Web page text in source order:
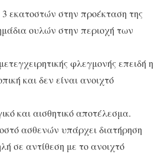
εκατοστών στην προέκταση της
ουλών στην περιοχή των
φλεγμονής επειδή η
και δεν είναι ανοιχτό
και αισθητικό αποτέλεσμα.
ασθενών υπάρχει διατήρηση
σε αντίθεση με το ανοιχτό